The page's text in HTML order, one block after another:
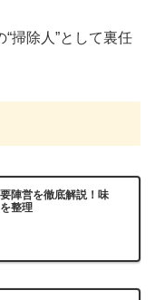
掃除人”として裏任
陣営を徹底解説！味
整理